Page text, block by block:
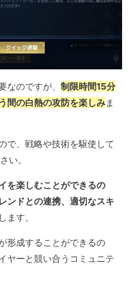
なのですが、 制限時間15分
間の白熱の攻防を楽しみま
で、戦略や技術を駆使して
い。
を楽しむことができるの
ンドとの連携、適切なスキ
ます。
形成することができるの
ヤーと競い合うコミュニテ